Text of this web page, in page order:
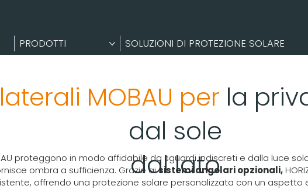
PRODOTTI SOLUZIONI DI PROTEZIONE SOLARE
MOBAU per la
dal sole
dal lato
proteggono in modo affidabile da sguardi indiscreti e dalla luce
ombra a sufficienza. Grazie aisistemi angolari opzionali,
offrendo una protezione solare personalizzata con un aspetto